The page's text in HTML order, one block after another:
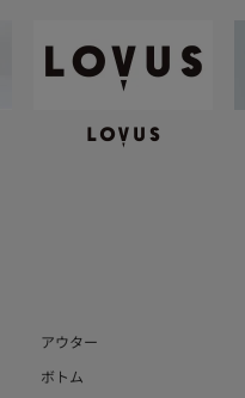
アウター
ボトム